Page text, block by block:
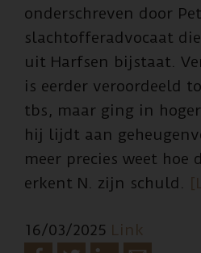
onderschreven door
slachtofferadvocaat
uit Harfsen bijstaat.
is eerder veroordeeld
tbs, maar ging in
hij lijdt aan
meer precies weet hoe
erkent N. zijn schuld.
16/03/2025 Link